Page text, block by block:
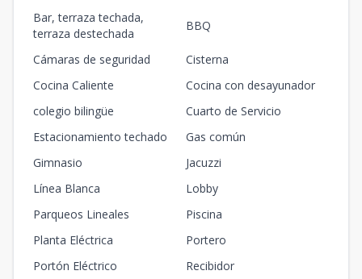
Bar, terraza techada,
terraza destechada
BBQ
Cámaras de seguridad
Cisterna
Cocina Caliente
Cocina con desayunador
colegio bilingüe
Cuarto de Servicio
Estacionamiento techado
Gas común
Gimnasio
Jacuzzi
Línea Blanca
Lobby
Parqueos Lineales
Piscina
Planta Eléctrica
Portero
Portón Eléctrico
Recibidor